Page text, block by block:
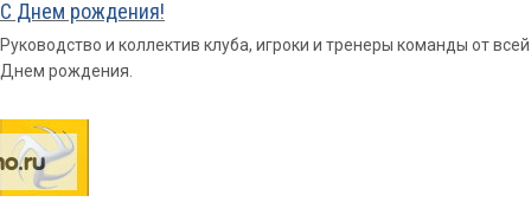
С Днем рождения!
Руководство и коллектив клуба, игроки и тренеры команды от
Днем рождения.